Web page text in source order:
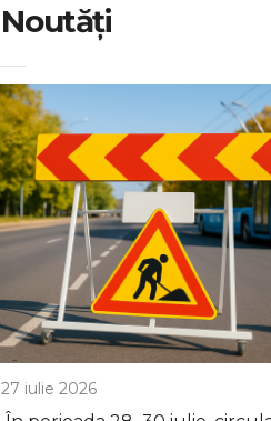
Noutăți
27 iulie 2026